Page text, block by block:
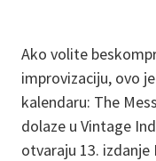
Ako volite
improvizaciju, ovo
kalendaru: The
dolaze u Vintage
otvaraju 13. izdanje